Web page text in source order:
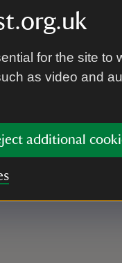
for the site to
as video and
additional